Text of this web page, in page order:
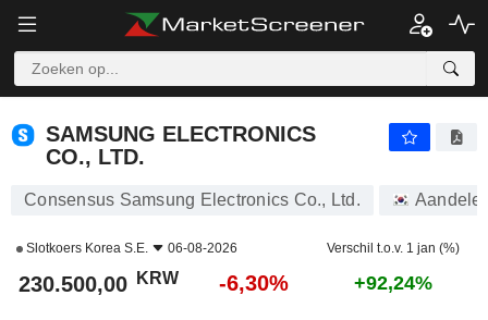
SAMSUNG ELECTRONICS
CO., LTD.
Consensus Samsung Electronics Co., Ltd.
Slotkoers Korea S.E. 06-08-2026 Verschil t.o.v. 1 jan (%)
230.500,00 KRW -6,30% +92,24%